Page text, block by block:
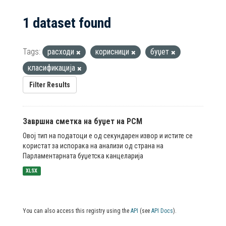
1 dataset found
Tags: расходи корисници
буџет
класификација
Filter Results
Завршна сметка на буџет на РСМ
Овој тип на податоци е од секундарен извор и истите се
користат за испорака на анализи од страна на
Парламентарната буџетска канцеларија
XLSX
You can also access this registry using the API (see API Docs).